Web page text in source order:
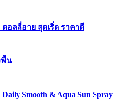
อลลี่อาย สุดเริ่ด ราคาดี
พื้น
Smooth & Aqua Sun Spray